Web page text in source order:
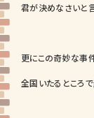
君が決めなさいと言
更にこの奇妙な事
全国いたるところで